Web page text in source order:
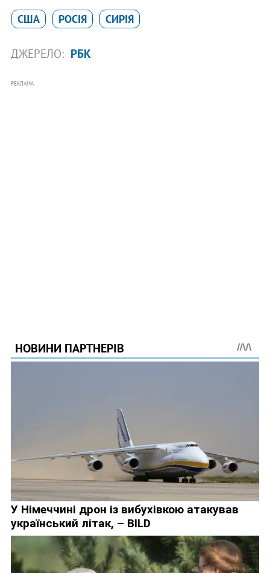
США РОСІЯ СИРІЯ
ДЖЕРЕЛО: РБК
РЕКЛАМА